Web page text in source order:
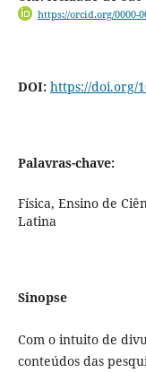
https://orcid.org/0000-
DOI: https://doi.org/
Palavras-chave:
Física, Ensino de
Latina
Sinopse
Com o intuito de
conteúdos das